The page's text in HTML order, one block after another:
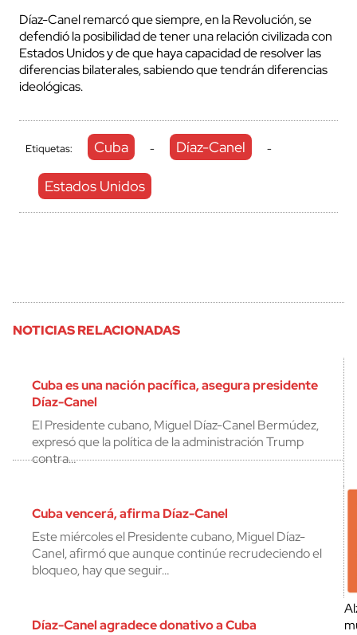
Díaz-Canel remarcó que siempre, en la Revolución, se
defendió la posibilidad de tener una relación civilizada con
Estados Unidos y de que haya capacidad de resolver las
diferencias bilaterales, sabiendo que tendrán diferencias
ideológicas.
Etiquetas: Cuba - Díaz-Canel -
Estados Unidos
NOTICIAS RELACIONADAS
Cuba es una nación pacífica, asegura presidente
Díaz-Canel
El Presidente cubano, Miguel Díaz-Canel Bermúdez,
expresó que la política de la administración Trump
contra…
Cuba vencerá, afirma Díaz-Canel
Este miércoles el Presidente cubano, Miguel Díaz-
Canel, afirmó que aunque continúe recrudeciendo el
bloqueo, hay que seguir…
Díaz-Canel agradece donativo a Cuba